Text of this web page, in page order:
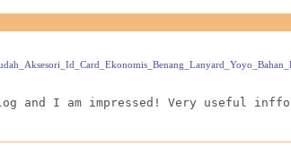
and I am impressed! Very useful